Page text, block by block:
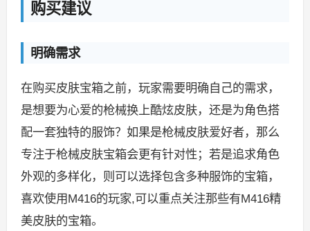
购买建议
明确需求
在购买皮肤宝箱之前，玩家需要明确自己的需求，
是想要为心爱的枪械换上酷炫皮肤，还是为角色搭
配一套独特的服饰？如果是枪械皮肤爱好者，那么
专注于枪械皮肤宝箱会更有针对性；若是追求角色
外观的多样化，则可以选择包含多种服饰的宝箱，
喜欢使用M416的玩家,可以重点关注那些有M416精
美皮肤的宝箱。